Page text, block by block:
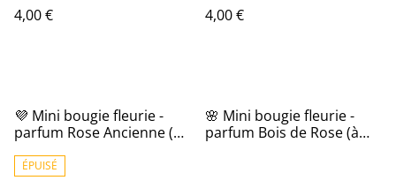
4,00 € 4,00 €
💜 Mini bougie fleurie -
parfum Rose Ancienne (à
ÉPUISÉ
🌸 Mini bougie fleurie -
parfum Bois de Rose (à